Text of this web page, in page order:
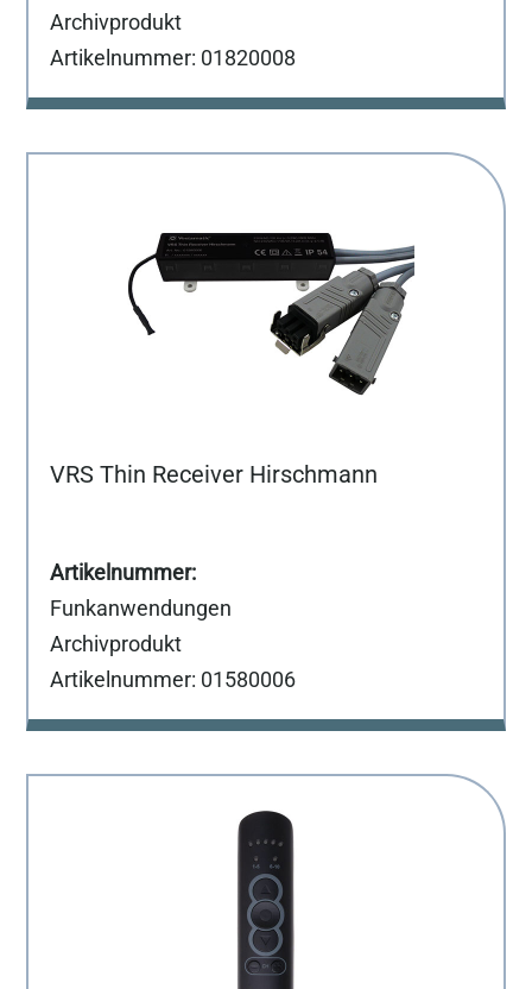
Archivprodukt
Artikelnummer: 01820008
VRS Thin Receiver Hirschmann
Funkanwendungen
Archivprodukt
Artikelnummer: 01580006